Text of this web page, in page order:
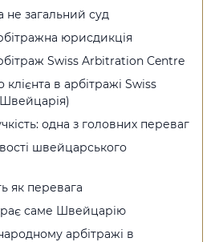
не загальний суд
юрисдикція
Swiss Arbitration Centre
в арбітражі Swiss
одна з головних переваг
швейцарського
як перевага
саме Швейцарію
арбітражі в